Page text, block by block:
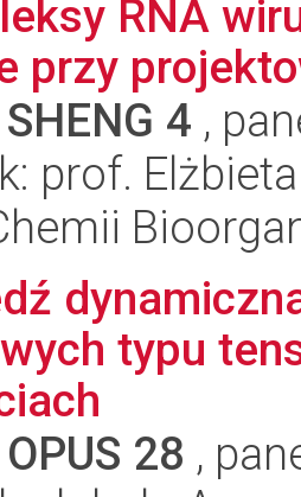
RNA
przy
SHENG 4 ,
prof.
typu
OPUS 28 ,